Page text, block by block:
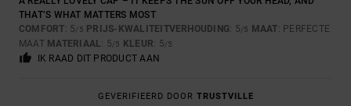
THAT’S WHAT MATTERS MOST
COMFORT: 5/5 PRIJS-KWALITEITVERHOUDING: 5/5 MAAT: PERFECTE
MAAT MATERIAAL: 5/5 KLEUR: 5/5
IK RAAD DIT PRODUCT AAN
GEVERIFIEERD DOOR TRUSTVILLE